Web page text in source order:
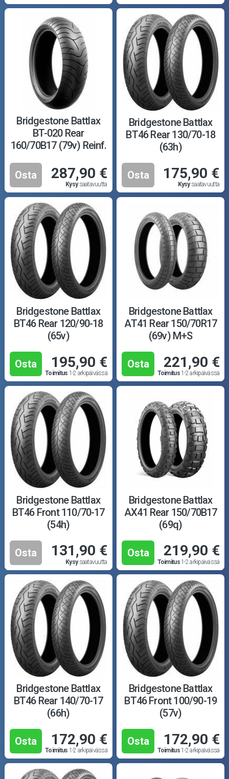
Bridgestone Battlax
BT-020 Rear
160/70B17 (79v) Reinf.
Osta
287,90 €
Kysysaatavuutta
Bridgestone Battlax
BT46 Rear 130/70-18
(63h)
Osta 175,90 €
Kysysaatavuutta
Bridgestone Battlax
BT46 Rear 120/90-18
(65v)
Osta 195,90 €
Toimitus 1-2 arkipäivässä
Bridgestone Battlax
AT41 Rear 150/70R17
(69v) M+S
Osta 221,90 €
Toimitus1-2 arkipäivässä
Bridgestone Battlax
BT46 Front 110/70-17
(54h)
Osta 131,90 €
Kysysaatavuutta
Bridgestone Battlax
AX41 Rear 150/70B17
(69q)
Osta 219,90 €
Toimitus1-2 arkipäivässä
Bridgestone Battlax
BT46 Rear 140/70-17
(66h)
Osta 172,90 €
Toimitus 1-2 arkipäivässä
Bridgestone Battlax
BT46 Front 100/90-19
(57v)
Osta 172,90 €
Toimitus1-2 arkipäivässä